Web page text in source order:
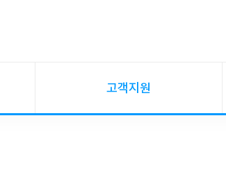
고객지원